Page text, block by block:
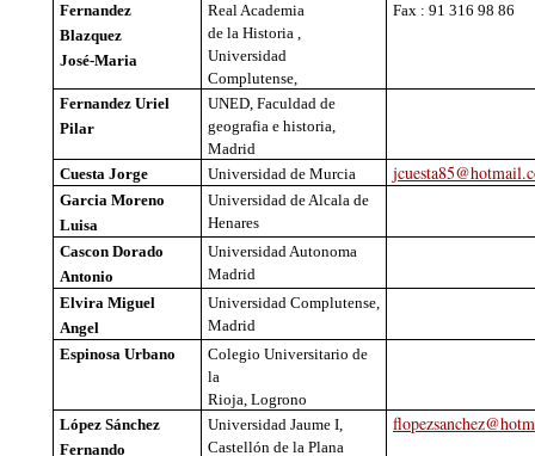
Fernandez
Blazquez
José-Maria
RealAcademia
de la Historia ,
Universidad
Complutense,
Fax : 91 316 98 86
Fernandez Uriel
Pilar
UNED, Faculdadde
geografiae historia,
Madrid
Cuesta Jorge
Universidadde Murcia
Garcia Moreno
Luisa
Universidad de Alcalade
Henares
Cascon Dorado
Antonio
UniversidadAutonoma
Madrid
Elvira Miguel
Angel
Universidad Complutense,
Madrid
Espinosa Urbano Colegio Universitario de
la
Rioja, Logrono
López Sánchez
Fernando
Universidad JaumeI,
Castellónde la Plana